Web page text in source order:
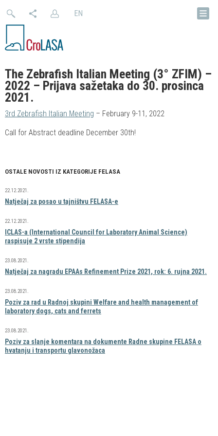
EN
The Zebrafish Italian Meeting (3° ZFIM) –
2022 – Prijava sažetaka do 30. prosinca
2021.
3rd Zebrafish Italian Meeting – February 9-11, 2022
Call for Abstract deadline December 30th!
OSTALE NOVOSTI IZ KATEGORIJE FELASA
Natječaj za posao u tajništvu FELASA-e
22.12.2021.
ICLAS-a (International Council for Laboratory Animal Science)
raspisuje 2 vrste stipendija
22.12.2021.
Natječaj za nagradu EPAAs Refinement Prize 2021, rok: 6. rujna 2021.
23.08.2021.
Poziv za rad u Radnoj skupini Welfare and health management of
laboratory dogs, cats and ferrets
23.08.2021.
Poziv za slanje komentara na dokumente Radne skupine FELASA o
hvatanju i transportu glavonožaca
23.08.2021.